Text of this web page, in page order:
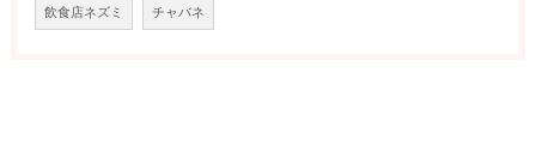
飲食店ネズミ チャバネ